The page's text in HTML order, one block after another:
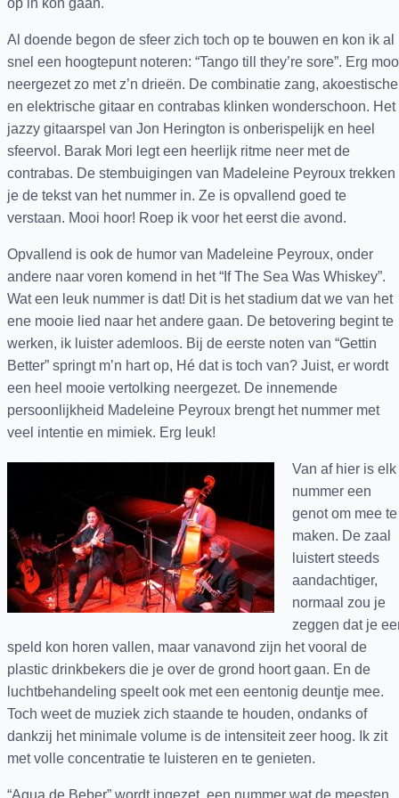
op in kon gaan.
Al doende begon de sfeer zich toch op te bouwen en kon ik al
snel een hoogtepunt noteren: “Tango till they’re sore”. Erg
neergezet zo met z’n drieën. De combinatie zang, akoestische
en elektrische gitaar en contrabas klinken wonderschoon. Het
jazzy gitaarspel van Jon Herington is onberispelijk en heel
sfeervol. Barak Mori legt een heerlijk ritme neer met de
contrabas. De stembuigingen van Madeleine Peyroux trekken
je de tekst van het nummer in. Ze is opvallend goed te
verstaan. Mooi hoor! Roep ik voor het eerst die avond.
Opvallend is ook de humor van Madeleine Peyroux, onder
andere naar voren komend in het “If The Sea Was Whiskey”.
Wat een leuk nummer is dat! Dit is het stadium dat we van het
ene mooie lied naar het andere gaan. De betovering begint te
werken, ik luister ademloos. Bij de eerste noten van “Gettin
Better” springt m’n hart op, Hé dat is toch van? Juist, er wordt
een heel mooie vertolking neergezet. De innemende
persoonlijkheid Madeleine Peyroux brengt het nummer met
veel intentie en mimiek. Erg leuk!
Van af hier is elk
nummer een
genot om mee te
maken. De zaal
luistert steeds
aandachtiger,
normaal zou je
zeggen dat je
speld kon horen vallen, maar vanavond zijn het vooral de
plastic drinkbekers die je over de grond hoort gaan. En de
luchtbehandeling speelt ook met een eentonig deuntje mee.
Toch weet de muziek zich staande te houden, ondanks of
dankzij het minimale volume is de intensiteit zeer hoog. Ik zit
met volle concentratie te luisteren en te genieten.
“Agua de Beber” wordt ingezet, een nummer wat de meesten